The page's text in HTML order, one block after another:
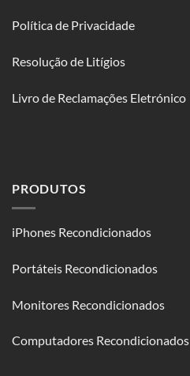
Política de Privacidade
Resolução de Litígios
Livro de Reclamações Eletrónico
PRODUTOS
iPhones Recondicionados
Portáteis Recondicionados
Monitores Recondicionados
Computadores Recondicionados